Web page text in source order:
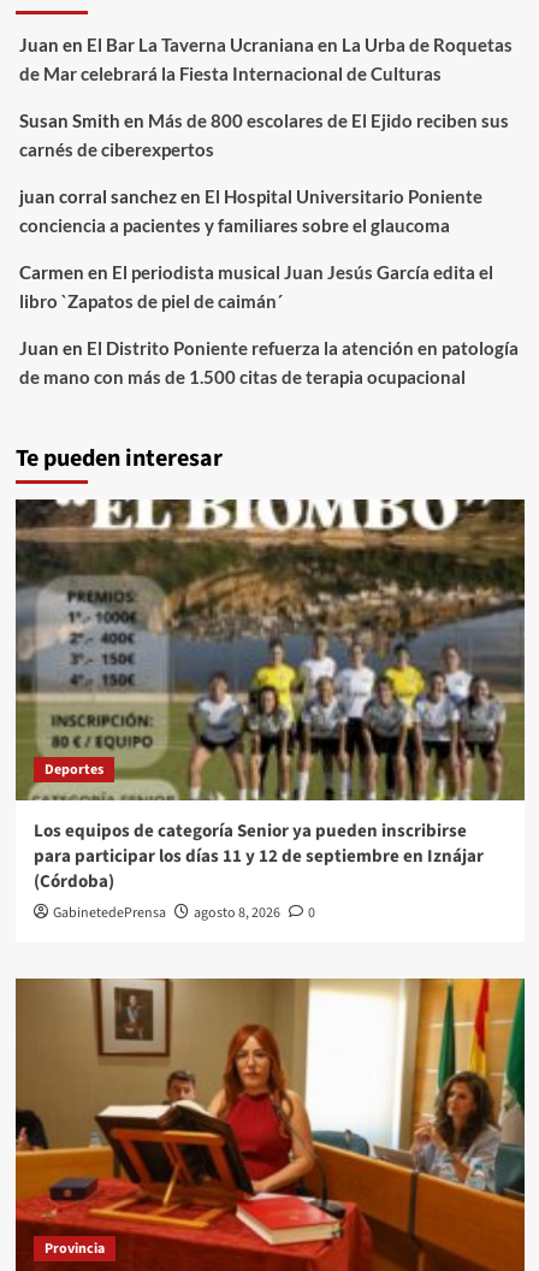
Juan en El Bar La Taverna Ucraniana en La Urba de Roquetas
de Mar celebrará la Fiesta Internacional de Culturas
Susan Smith en Más de 800 escolares de El Ejido reciben sus
carnés de ciberexpertos
juan corral sanchezen El Hospital Universitario Poniente
conciencia a pacientes y familiares sobre el glaucoma
Carmen en El periodista musical Juan Jesús García edita el
libro `Zapatos de piel de caimán´
Juan en El Distrito Poniente refuerza la atención en patología
de mano con más de 1.500 citas de terapia ocupacional
Te pueden interesar
Deportes
Los equipos de categoría Senior ya pueden inscribirse
para participar los días 11 y 12 de septiembre en Iznájar
(Córdoba)
GabinetedePrensa agosto 8, 2026 0
Provincia